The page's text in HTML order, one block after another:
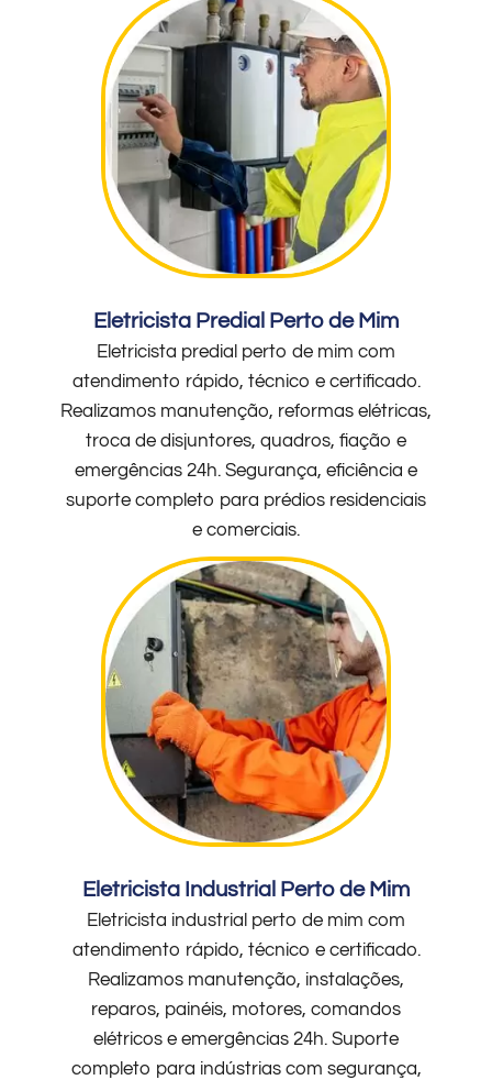
Eletricista Predial Perto de Mim
Eletricista predial perto de mim com
atendimento rápido, técnico e certificado.
Realizamos manutenção, reformas elétricas,
troca de disjuntores, quadros, fiação e
emergências 24h. Segurança, eficiência e
suporte completo para prédios residenciais
e comerciais.
Eletricista Industrial Perto de Mim
Eletricista industrial perto de mim com
atendimento rápido, técnico e certificado.
Realizamos manutenção, instalações,
reparos, painéis, motores, comandos
elétricos e emergências 24h. Suporte
completo para indústrias com segurança,